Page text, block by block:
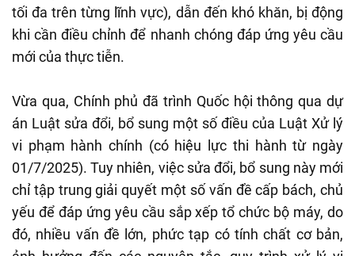
tối đa trên từng lĩnh vực), dẫn đến khó khăn, bị động
khi cần điều chỉnh để nhanh chóng đáp ứng yêu cầu
mới của thực tiễn.
Vừa qua, Chính phủ đã trình Quốc hội thông qua dự
án Luật sửa đổi, bổ sung một số điều của Luật Xử lý
vi phạm hành chính (có hiệu lực thi hành từ ngày
01/7/2025). Tuy nhiên, việc sửa đổi, bổ sung này mới
chỉ tập trung giải quyết một số vấn đề cấp bách, chủ
yếu để đáp ứng yêu cầu sắp xếp tổ chức bộ máy, do
đó, nhiều vấn đề lớn, phức tạp có tính chất cơ bản,